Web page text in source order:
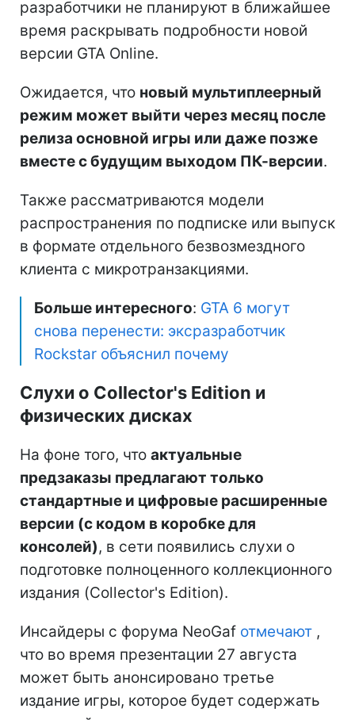
разработчики не планируют в ближайшее
время раскрывать подробности новой
версии GTA Online.
Ожидается, что новый мультиплеерный
режим может выйти через месяц после
релиза основной игры или даже позже
вместе с будущим выходом ПК-версии.
Также рассматриваются модели
распространения по подписке или выпуск
в формате отдельного безвозмездного
клиента с микротранзакциями.
Больше интересного: GTA 6 могут
снова перенести: эксразработчик
Rockstar объяснил почему
Слухи о Collector's Edition и
физических дисках
На фоне того, что актуальные
предзаказы предлагают только
стандартные и цифровые расширенные
версии (с кодом в коробке для
консолей), в сети появились слухи о
подготовке полноценного коллекционного
издания (Collector's Edition).
Инсайдеры с форума NeoGaf отмечают ,
что во время презентации 27 августа
может быть анонсировано третье
издание игры, которое будет содержать